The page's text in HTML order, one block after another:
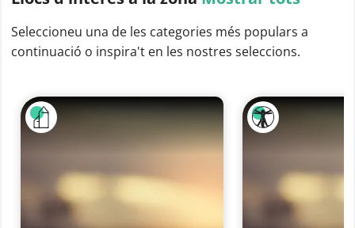
Seleccioneu una de les categories més populars a
continuació o inspira't en les nostres seleccions.